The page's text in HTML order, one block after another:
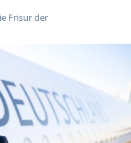
Frisur der